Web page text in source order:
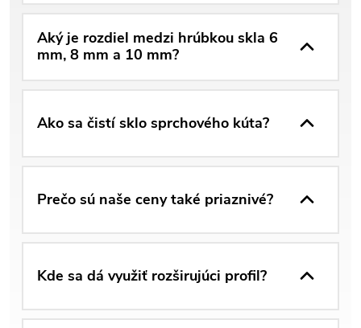
Aký je rozdiel medzi hrúbkou skla 6
mm, 8 mm a 10 mm?
Ako sa čistí sklo sprchového kúta?
Prečo sú naše ceny také priaznivé?
Kde sa dá využiť rozširujúci profil?